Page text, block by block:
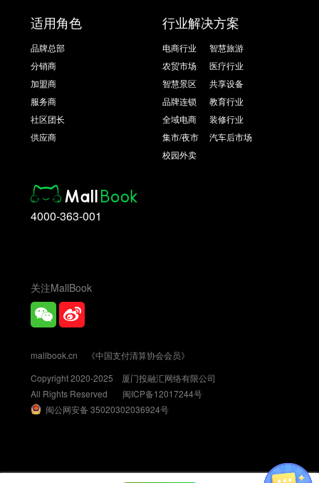
适用角色
品牌总部
分销商
加盟商
服务商
社区团长
供应商
行业解决方案
电商行业
智慧旅游
农贸市场
医疗行业
智慧景区
共享设备
品牌连锁
教育行业
全域电商
装修行业
集市/夜市
汽车后市场
校园外卖
4000-363-001
关注MallBook
mallbook.cn
《中国支付清算协会会员》
Copyright 2020-2025 厦门投融汇网络有限公司
All Rights Reserved
闽ICP备12017244号
闽公网安备 35020302036924号